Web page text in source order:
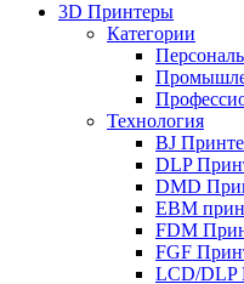
3D Принтеры
Категории
Технология
BJ
DLP
DMD
EBM
FDM
FGF
LCD/DLP